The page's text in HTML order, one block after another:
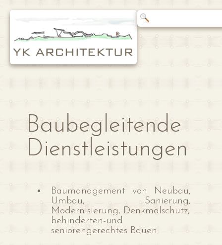
Baubegleitende
Dienstleistungen
Baumanagement von Neubau,
Umbau, Sanierung,
Modernisierung, Denkmalschutz,
behinderten-und
seniorengerechtes Bauen